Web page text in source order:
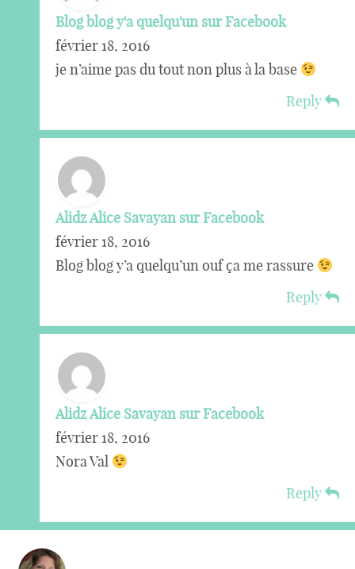
Blog blog y'a quelqu'un sur Facebook
février 18, 2016
je n’aime pas du tout non plus à la base
Reply
Alidz Alice Savayan sur Facebook
février 18, 2016
Blog blog y’a quelqu’un ouf ça me rassure
Reply
Alidz Alice Savayan sur Facebook
février 18, 2016
Nora Val
Reply